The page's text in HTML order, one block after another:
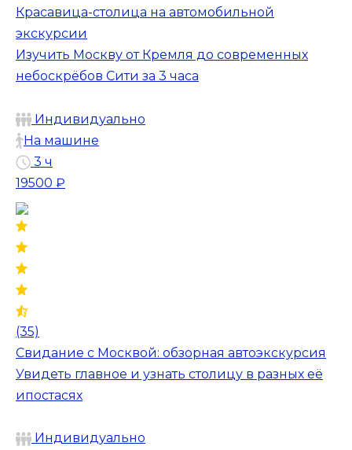
Красавица-столица на автомобильной
экскурсии
Изучить Москву от Кремля до современных
небоскрёбов Сити за 3 часа
Индивидуально
На машине
3 ч
19500 ₽
(35)
Свидание с Москвой: обзорная автоэкскурсия
Увидеть главное и узнать столицу в разных её
ипостасях
Индивидуально